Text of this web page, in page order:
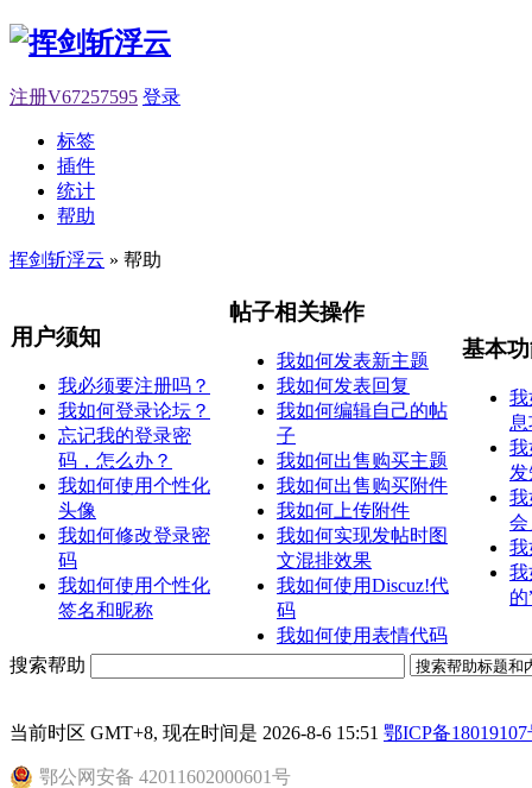
注册V67257595 登录
标签
插件
统计
帮助
挥剑斩浮云 » 帮助
用户须知
我必须要注册吗？
我如何登录论坛？
忘记我的登录密
码，怎么办？
我如何使用个性化
头像
我如何修改登录密
码
我如何使用个性化
签名和昵称
帖子相关操作
我如何发表新主题
我如何发表回复
我如何编辑自己的帖
子
我如何出售购买主题
我如何出售购买附件
我如何上传附件
我如何实现发帖时图
文混排效果
我如何使用Discuz!代
码
我如何使用表情代码
基本
我
我
我
会
我
我
的
搜索帮助
当前时区 GMT+8, 现在时间是 2026-8-6 15:51 鄂ICP备18019107
鄂公网安备 42011602000601号